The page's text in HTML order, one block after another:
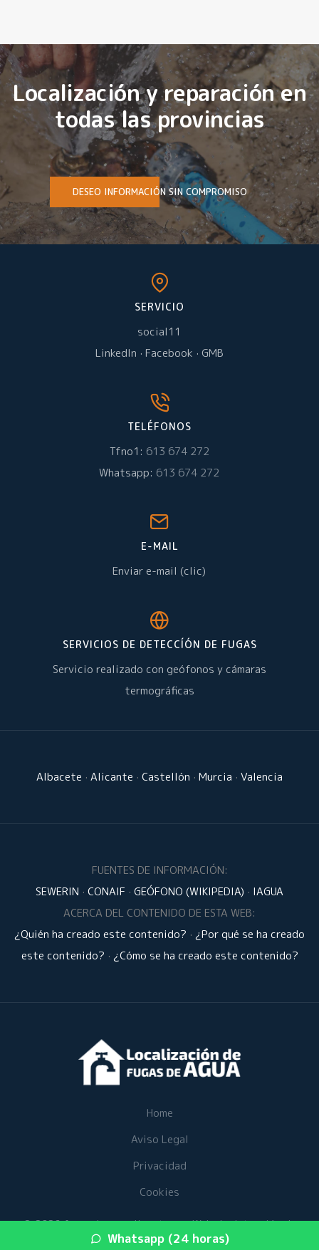
Whatsapp (24 horas)
Localización y reparación en
todas las provincias
DESEO INFORMACIÓN SIN COMPROMISO
SERVICIO
social11
LinkedIn · Facebook · GMB
TELÉFONOS
Tfno1: 613 674 272
Whatsapp: 613 674 272
E-MAIL
Enviar e-mail (clic)
SERVICIOS DE DETECCÍÓN DE FUGAS
Servicio realizado con geófonos y cámaras
termográficas
Albacete · Alicante · Castellón · Murcia · Valencia
FUENTES DE INFORMACIÓN:
SEWERIN · CONAIF · GEÓFONO (WIKIPEDIA) · IAGUA
ACERCA DEL CONTENIDO DE ESTA WEB:
¿Quién ha creado este contenido? · ¿Por qué se ha creado
este contenido? · ¿Cómo se ha creado este contenido?
Home
Aviso Legal
Privacidad
Cookies
© 2026 fugasdeaguaalicante.es · Web de detección de
fugas de agua en su provincia ·Mapa del sitio